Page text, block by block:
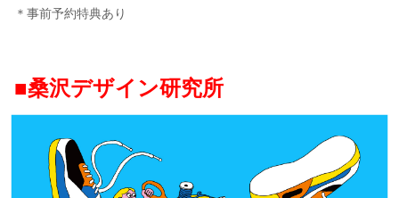
＊事前予約特典あり
■桑沢デザイン研究所